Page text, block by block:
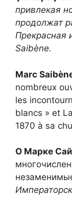
привлекая
продолжат
Прекрасная
Saibène.
Marc
nombreux
les
blancs » et
1870 à sa
О Марке